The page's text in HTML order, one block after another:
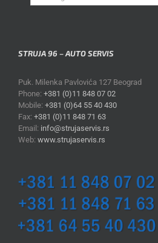
for:
STRUJA 96 – AUTO SERVIS
Puk. Milenka Pavlovića 127 Beograd
Phone: +381 (0)11 848 07 02
Mobile: +381 (0)64 55 40 430
Fax: +381 (0)11 848 71 63
Email: info@strujaservis.rs
Web: www.strujaservis.rs